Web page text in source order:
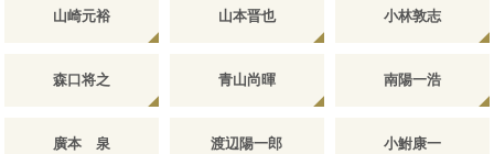
山崎元裕 山本晋也 小林敦志
森口将之 青山尚暉 南陽一浩
廣本 泉 渡辺陽一郎 小鮒康一